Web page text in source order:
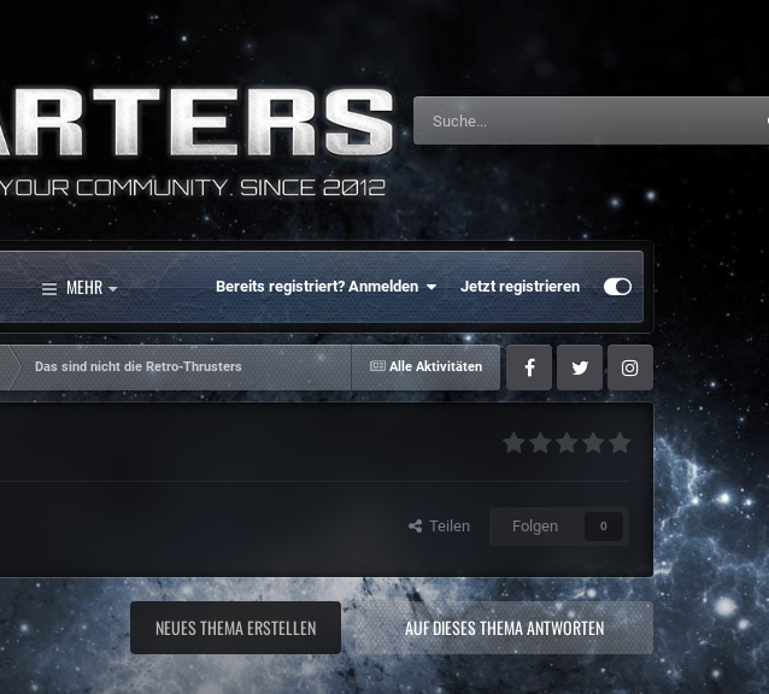
MEHR Bereits registriert? Anmelden Jetzt registrieren
Alle Aktivitäten
Das sind nicht die Retro-Thrusters
FacebookTwitter Instagram
Teilen Folgen 0
AUF DIESES THEMA ANTWORTEN
NEUES THEMA ERSTELLEN